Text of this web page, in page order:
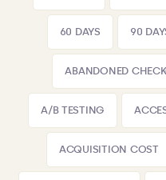
60 DAYS 90
ABANDONED
A/B TESTING
ACQUISITION COST